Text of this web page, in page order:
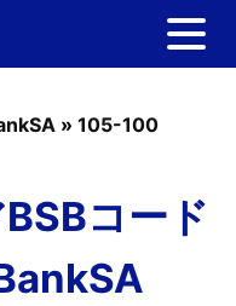
» 105-100
コード